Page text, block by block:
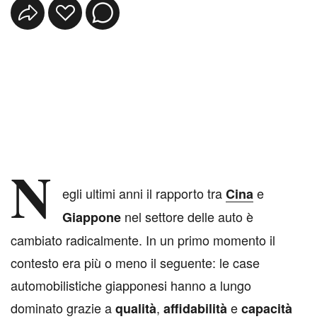
N egli ultimi anni il rapporto traCinae
Giappone nel settore delle auto è
cambiato radicalmente. In un primo momento il
contesto era più o meno il seguente: le case
automobilistiche giapponesi hanno a lungo
dominato grazie aqualità, affidabilitàecapacità